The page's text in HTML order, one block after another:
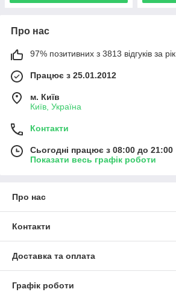
Про нас
97% позитивних з 3813 відгуків за рік
Працює з 25.01.2012
м. Київ
Київ, Україна
Контакти
Сьогодні працює з 08:00 до 21:00
Показати весь графік роботи
Про нас
Контакти
Доставка та оплата
Графік роботи